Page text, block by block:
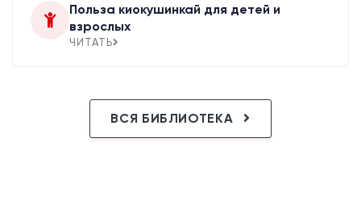
Польза киокушинкай для детей и
взрослых
ЧИТАТЬ
ВСЯ БИБЛИОТЕКА